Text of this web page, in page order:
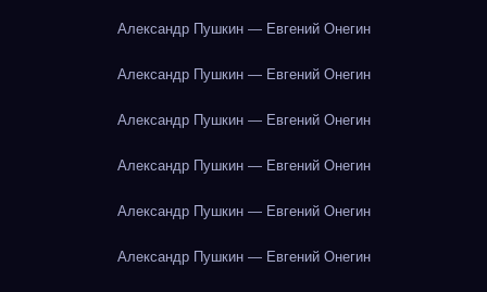
Александр Пушкин — Евгений Онегин
Александр Пушкин — Евгений Онегин
Александр Пушкин — Евгений Онегин
Александр Пушкин — Евгений Онегин
Александр Пушкин — Евгений Онегин
Александр Пушкин — Евгений Онегин